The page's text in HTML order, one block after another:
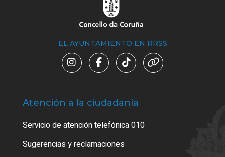
EL AYUNTAMIENTO EN RRSS
Atención a la ciudadanía
Servicio de atención telefónica 010
Sugerencias y reclamaciones